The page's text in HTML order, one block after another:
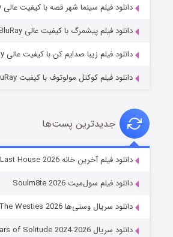
شوگر فصل ۲
دانلود فیلم سینما شهر قصه با کیفیت عالی BluRay
دانلود فیلم پیشمرگ با کیفیت عالی BluRay
دانلود فیلم زیبا صدایم کن با کیفیت عالی BluRay
دانلود فیلم کوکتل مولوتوف با کیفیت BluRay
جدیدترین پست‌ها
دانلود فیلم آخرین خانه The Last House 2026
دانلود فیلم سول‌میت Soulm8te 2026
دانلود سریال وستی‌ها The Westies 2026
دانلود سریال One Hundred Years of Solitude 2024-2026